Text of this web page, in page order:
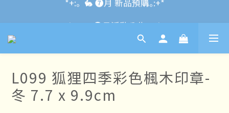
*+:｡\new / !🌌 官網消費滿千折百~RUN~:+*
*+:｡     ❼月活動公告｡:+*
*+:｡\new / !🌌 官網消費滿千折百~RUN~:+*
L099 狐狸四季彩色楓木印章-
冬 7.7 x 9.9cm